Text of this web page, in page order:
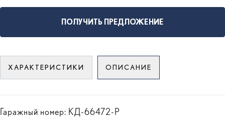
ПОЛУЧИТЬ ПРЕДЛОЖЕНИЕ
ХАРАКТЕРИСТИКИ ОПИСАНИЕ
Гаражный номер: КД-66472-Р